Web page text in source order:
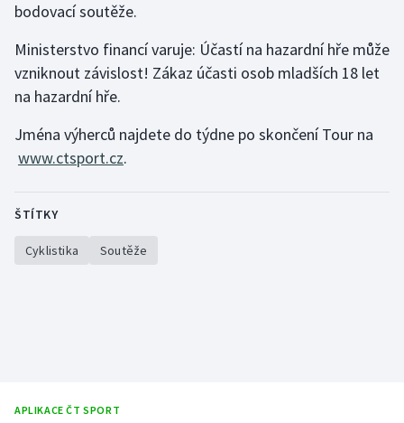
Olympijské hry
Parasport
Plážový volejbal
Stolní tenis
bodovací soutěže.
Ministerstvo financí varuje: Účastí na hazardní hře může
vzniknout závislost! Zákaz účasti osob mladších 18 let
na hazardní hře.
Jména výherců najdete do týdne po skončení Tour na
www.ctsport.cz.
ŠTÍTKY
Cyklistika Soutěže
APLIKACE ČT SPORT